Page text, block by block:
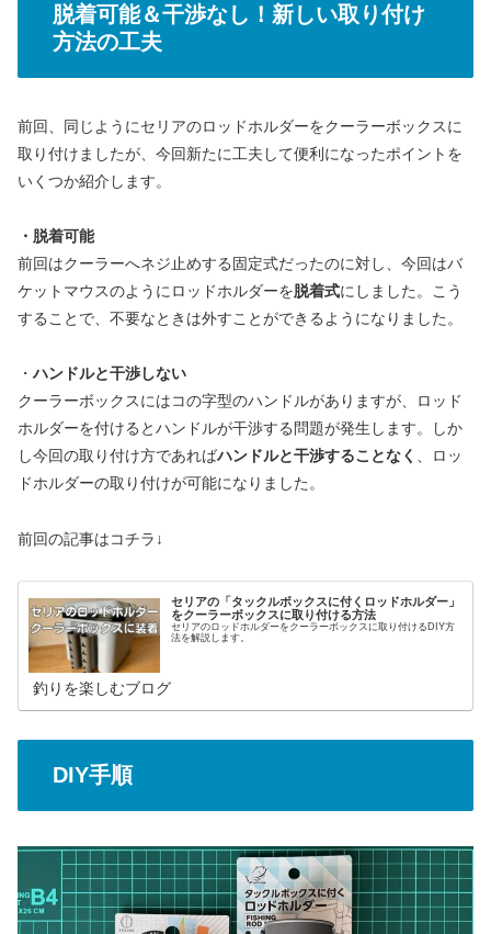
脱着可能＆干渉なし！新しい取り付け
方法の工夫
前回、同じようにセリアのロッドホルダーをクーラーボックスに
取り付けましたが、今回新たに工夫して便利になったポイントを
いくつか紹介します。
・脱着可能
前回はクーラーへネジ止めする固定式だったのに対し、今回はバ
ケットマウスのようにロッドホルダーを脱着式にしました。こう
することで、不要なときは外すことができるようになりました。
・ハンドルと干渉しない
クーラーボックスにはコの字型のハンドルがありますが、ロッド
ホルダーを付けるとハンドルが干渉する問題が発生します。しか
し今回の取り付け方であればハンドルと干渉することなく 、ロッ
ドホルダーの取り付けが可能になりました。
前回の記事はコチラ↓
セリアの「タックルボックスに付くロッドホルダー」
をクーラーボックスに取り付ける方法
セリアのロッドホルダーをクーラーボックスに取り付けるDIY方
法を解説します。
釣りを楽しむブログ
DIY手順